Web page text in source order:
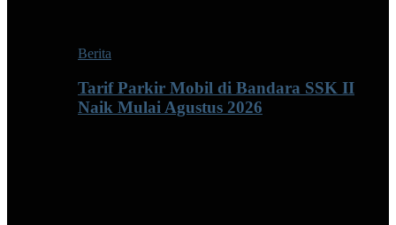
Berita
Tarif Parkir Mobil di Bandara SSK II
Naik Mulai Agustus 2026